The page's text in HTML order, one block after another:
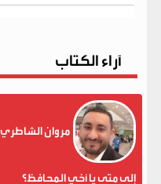
آراء الكتاب
مروان الشاطري
إلى متى يا أخي المحافظ؟